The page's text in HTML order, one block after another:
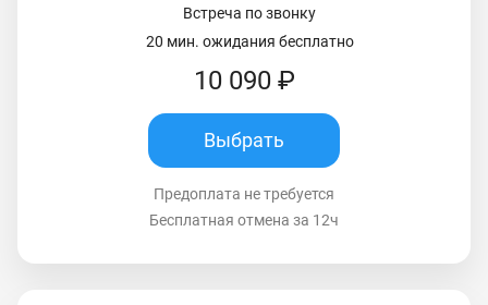
Встреча по звонку
20 мин. ожидания бесплатно
10 090 ₽
Выбрать
Предоплата не требуется
Бесплатная отмена за 12ч